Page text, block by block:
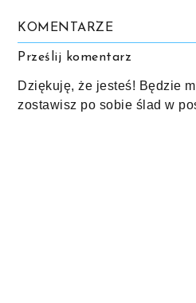
KOMENTARZE
Prześlij komentarz
Dziękuję, że jesteś! Będzie
zostawisz po sobie ślad w